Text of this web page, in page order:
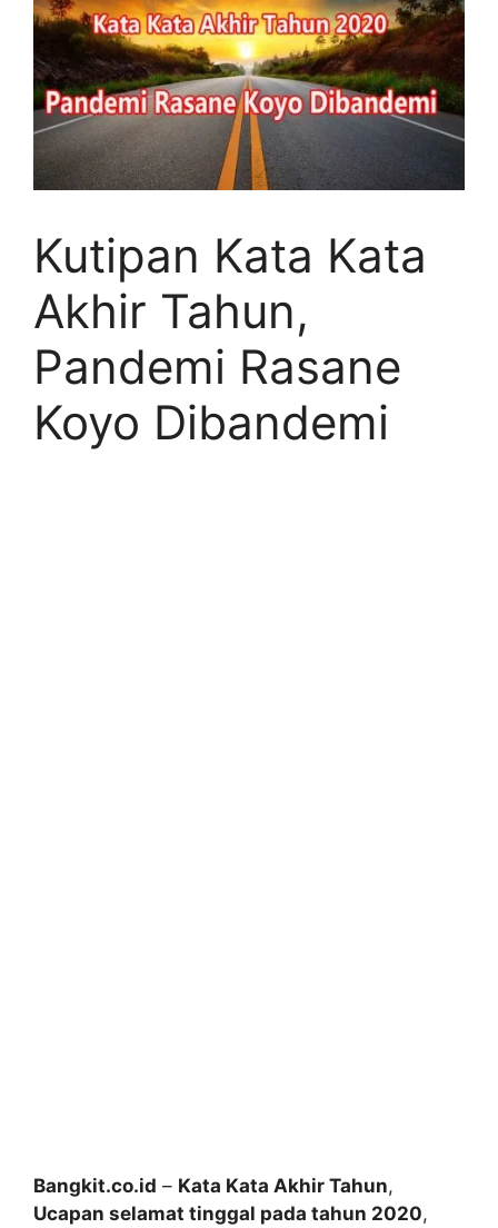
Kutipan Kata Kata
Akhir Tahun,
Pandemi Rasane
Koyo Dibandemi
Bangkit.co.id – Kata Kata Akhir Tahun,
Ucapan selamat tinggal pada tahun 2020,